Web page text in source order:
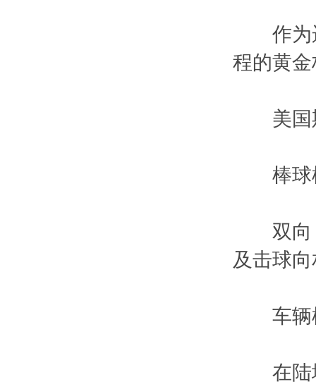
作为运
程的黄
美国斯
棒球
双向
及击球
车辆
在陆地